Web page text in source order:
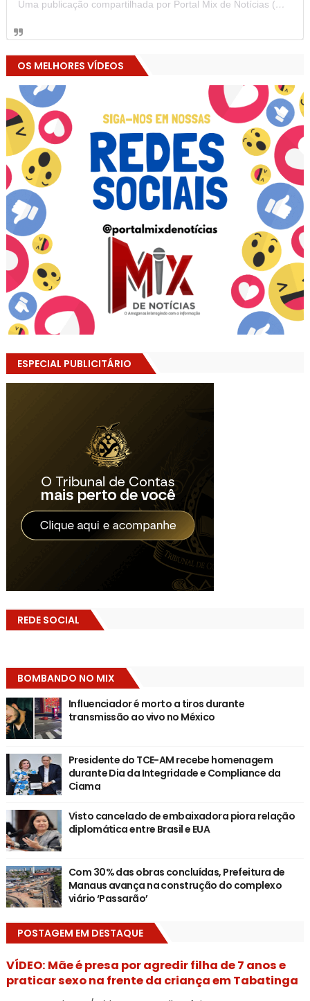
Uma publicação compartilhada por Portal Mix de Notícias (@portalmixdenoticias)
OS MELHORES VÍDEOS
ESPECIAL PUBLICITÁRIO
REDE SOCIAL
BOMBANDO NO MIX
Influenciador é morto a tiros durante
transmissão ao vivo no México
Presidente do TCE-AM recebe homenagem
durante Dia da Integridade e Compliance da
Ciama
Visto cancelado de embaixadora piora relação
diplomática entre Brasil e EUA
Com 30% das obras concluídas, Prefeitura de
Manaus avança na construção do complexo
viário ‘Passarão’
POSTAGEM EM DESTAQUE
VÍDEO: Mãe é presa por agredir filha de 7 anos e
praticar sexo na frente da criança em Tabatinga